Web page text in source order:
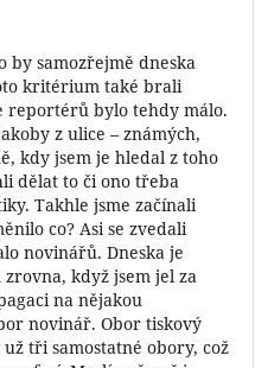
by samozřejmě dneska
kritérium také brali
reportérů bylo tehdy málo.
z ulice – známých,
kdy jsem je hledal z toho
dělat to či ono třeba
Takhle jsme začínali
co? Asi se zvedali
novinářů. Dneska je
když jsem jel za
na nějakou
novinář. Obor tiskový
tři samostatné obory, což